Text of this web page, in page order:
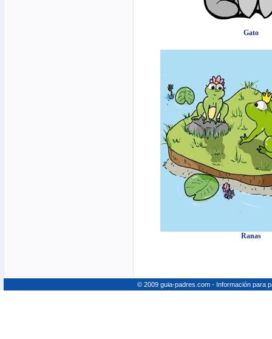
Gato
Ranas
© 2009 guia-padres.com - Información para